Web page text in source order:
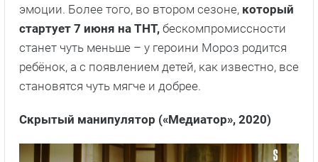
эмоции. Более того, во втором сезоне, который
стартует 7 июня на ТНТ, бескомпромиссности
станет чуть меньше – у героини Мороз родится
ребёнок, а с появлением детей, как известно, все
становятся чуть мягче и добрее.
Скрытый манипулятор («Медиатор», 2020)